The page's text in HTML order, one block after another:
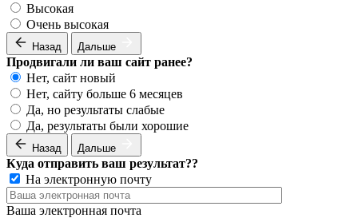
Высокая
Очень высокая
Назад Дальше
Продвигали ли ваш сайт ранее?
Нет, сайт новый
Нет, сайту больше 6 месяцев
Да, но результаты слабые
Да, результаты были хорошие
Назад Дальше
Куда отправить ваш результат??
На электронную почту
Ваша электронная почта